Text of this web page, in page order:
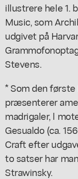
illustrere hele 1.
Music, som
udgivet på
Stevens.
* Som den
præsenterer
madrigaler, l
Gesualdo (ca.
Craft efter
to satser har
Strawinsky.